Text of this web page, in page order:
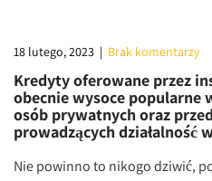
18 lutego, 2023 | Brak komentarzy
Kredyty oferowane przez
obecnie wysoce popularne
osób prywatnych oraz
prowadzących działalność
Nie powinno to nikogo dziwić,